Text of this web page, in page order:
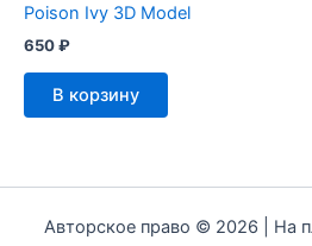
Poison Ivy 3D Model
650₽
В корзину
Авторское право © 2026 | На